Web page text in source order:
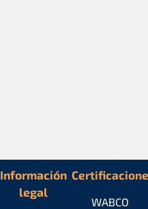
Información
legal
WABCO